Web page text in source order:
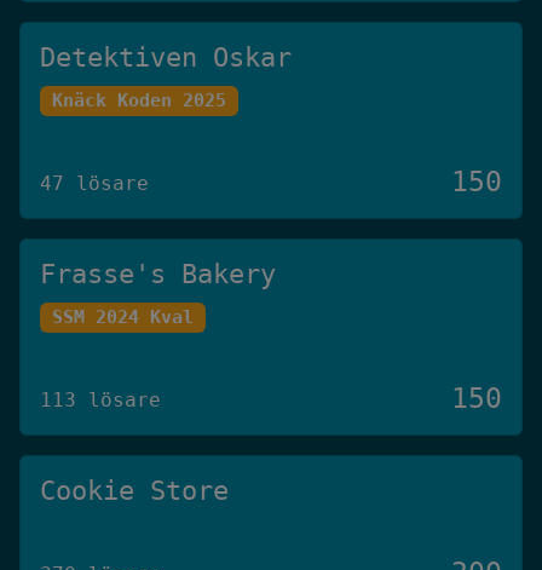
Detektiven Oskar
Knäck Koden 2025
47 lösare 150
Frasse's Bakery
SSM 2024 Kval
113 lösare 150
Cookie Store